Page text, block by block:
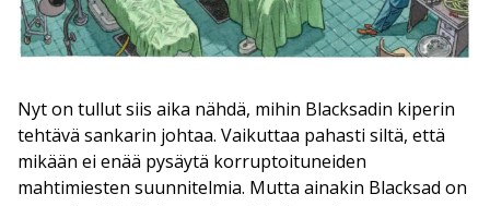
Nyt on tullut siis aika nähdä, mihin Blacksadin kiperin
tehtävä sankarin johtaa. Vaikuttaa pahasti siltä, että
mikään ei enää pysäytä korruptoituneiden
mahtimiesten suunnitelmia. Mutta ainakin Blacksad on